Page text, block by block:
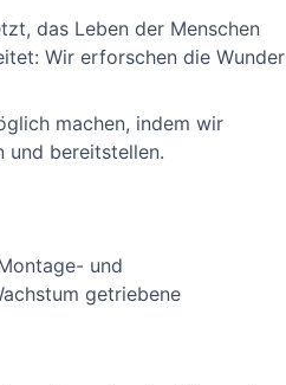
das Leben der Menschen
Wir erforschen die Wunder
machen, indem wir
und bereitstellen.
und
getriebene